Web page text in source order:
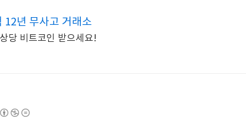
12년 무사고 거래소
당 비트코인 받으세요!